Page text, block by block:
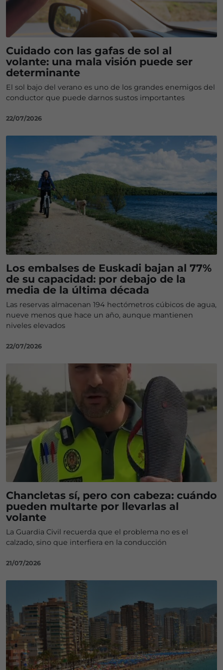
Cuidado con las gafas de sol al
volante: una mala visión puede ser
determinante
El sol bajo del verano es uno de los grandes enemigos del
conductor que puede darnos sustos importantes
22/07/2026
Los embalses de Euskadi bajan al 77%
de su capacidad: por debajo de la
media de la última década
Las reservas almacenan 194 hectómetros cúbicos de agua,
nueve menos que hace un año, aunque mantienen
niveles elevados
22/07/2026
Chancletas sí, pero con cabeza: cuándo
pueden multarte por llevarlas al
volante
La Guardia Civil recuerda que el problema no es el
calzado, sino que interfiera en la conducción
21/07/2026